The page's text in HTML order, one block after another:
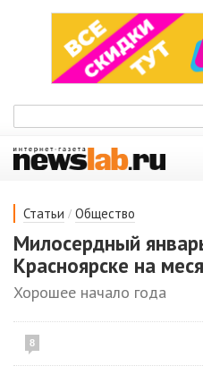
Статьи / Общество
Милосердный
Красноярске на
Хорошее начало года
8